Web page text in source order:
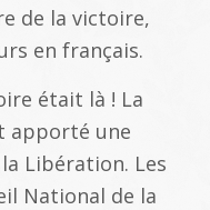
de la victoire,
en français.
était là ! La
apporté une
Libération. Les
National de la